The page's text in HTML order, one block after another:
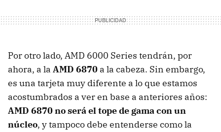
Por otro lado, AMD 6000 Series tendrán, por
ahora, a la AMD 6870 a la cabeza. Sin embargo,
es una tarjeta muy diferente a lo que estamos
acostumbrados a ver en base a anteriores años:
AMD 6870 no será el tope de gama con un
núcleo, y tampoco debe entenderse como la